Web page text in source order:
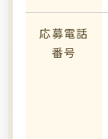
応募電話
番号